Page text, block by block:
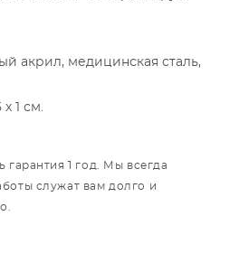
акрил, медицинская сталь,
1 см.
гарантия 1 год. Мы всегда
служат вам долго и